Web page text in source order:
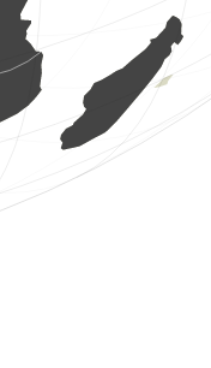
2 ptice
www.ornitho.it
5 ptice (Aug 7, 2026 1:04:16)
www.ornitho.it
1 ptice (Aug 7, 2026 1:03:30)
www.ornitho.it
1 ptice (Aug 7, 2026 1:03:14)
www.ornitho.it
(Aug 7, 2026 1:02:49)
www.ornitho.it